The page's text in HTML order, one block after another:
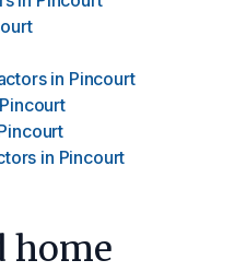
in Pincourt
Pincourt
in Pincourt
home